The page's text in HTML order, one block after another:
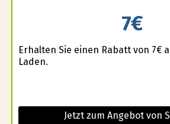
7€
Erhalten Sie einen Rabatt von 7€
Laden.
Jetzt zum Angebot von